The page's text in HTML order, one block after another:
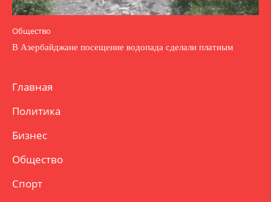
Общество
В Азербайджане посещение водопада сделали платным
Главная
Политика
Бизнес
Общество
Спорт